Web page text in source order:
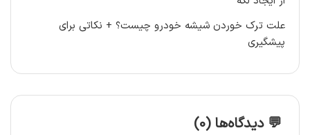
علت ترک خوردن شیشه خودرو چیست؟ + نکاتی برای
پیشگیری
💬 دیدگاه‌ها (0)